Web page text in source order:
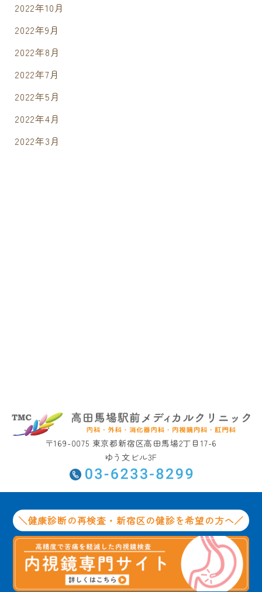
2022年10月
2022年9月
2022年8月
2022年7月
2022年5月
2022年4月
2022年3月
〒169-0075 東京都新宿区高田馬場2丁目17-6
ゆう文ビル3F
＼健康診断の再検査・新宿区の健診を希望の方へ／